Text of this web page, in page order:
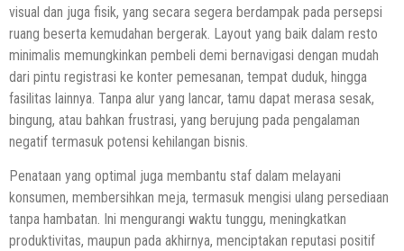
visual dan juga fisik, yang secara segera berdampak pada persepsi
ruang beserta kemudahan bergerak. Layout yang baik dalam resto
minimalis memungkinkan pembeli demi bernavigasi dengan mudah
dari pintu registrasi ke konter pemesanan, tempat duduk, hingga
fasilitas lainnya. Tanpa alur yang lancar, tamu dapat merasa sesak,
bingung, atau bahkan frustrasi, yang berujung pada pengalaman
negatif termasuk potensi kehilangan bisnis.
Penataan yang optimal juga membantu staf dalam melayani
konsumen, membersihkan meja, termasuk mengisi ulang persediaan
tanpa hambatan. Ini mengurangi waktu tunggu, meningkatkan
produktivitas, maupun pada akhirnya, menciptakan reputasi positif